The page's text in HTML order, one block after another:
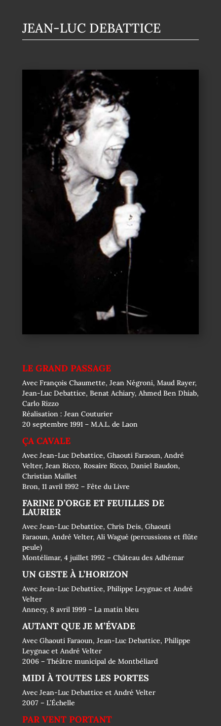
JEAN-LUC DEBATTICE
LE GRAND PASSAGE
Avec François Chaumette, Jean Négroni, Maud Rayer,
Jean-Luc Debattice, Benat Achiary, Ahmed Ben Dhiab,
Carlo Rizzo
Réalisation : Jean Couturier
20 septembre 1991 – M.A.L. de Laon
ÇA CAVALE
Avec Jean-Luc Debattice, Ghaouti Faraoun, André
Velter, Jean Ricco, Rosaire Ricco, Daniel Baudon,
Christian Maillet
Bron, 11 avril 1992 – Fête du Livre
FARINE D’ORGE ET FEUILLES DE
LAURIER
Avec Jean-Luc Debattice, Chris Deis, Ghaouti
Faraoun, André Velter, Ali Wagué (percussions et flûte
peule)
Montélimar, 4 juillet 1992 – Château des Adhémar
UN GESTE À L’HORIZON
Avec Jean-Luc Debattice, Philippe Leygnac et André
Velter
Annecy, 8 avril 1999 – La matin bleu
AUTANT QUE JE M’ÉVADE
Avec Ghaouti Faraoun, Jean-Luc Debattice, Philippe
Leygnac et André Velter
2006 – Théâtre municipal de Montbéliard
MIDI À TOUTES LES PORTES
Avec Jean-Luc Debattice et André Velter
2007 – L’Échelle
PAR VENT PORTANT